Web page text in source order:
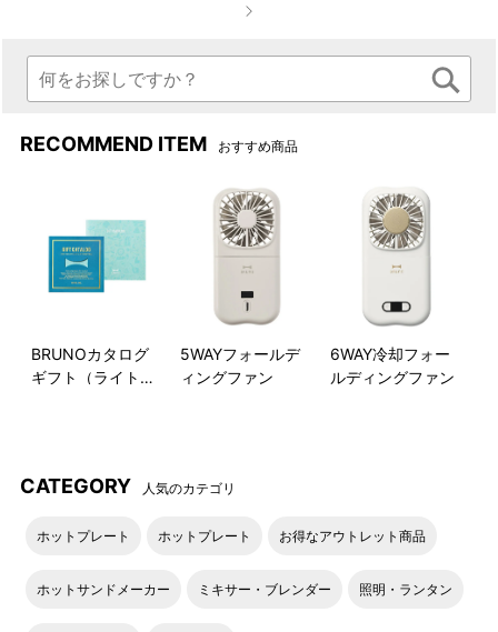
ィング加工された鍋やボウル
等ではご使用できません。必
取り扱い説明書等をご確認く
手の小さな方、女性の方の手
にもしっかりフィットするデ
ザイン。毎日手軽に使いやす
本体運転スイッチは低速/高
速、どちらかを押している間
本体表面のゴールドのロゴが
パッケージ
キッズディッシュプレート・
両取っ手付きのマグカップ
RECOMMEND ITEM おすすめ商品
BRUNOカタログ
ギフト（ライトブ
5WAYフォールデ
ィングファン
6WAY冷却フォー
ルディングファン
CATEGORY 人気のカテゴリ
ホットプレート ホットプレート お得なアウトレット商品
ホットサンドメーカー ミキサー・ブレンダー 照明・ランタン